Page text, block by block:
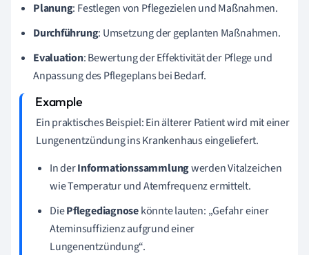
Planung: Festlegen von Pflegezielen und Maßnahmen.
Durchführung: Umsetzung der geplanten Maßnahmen.
Evaluation: Bewertung der Effektivität der Pflege und
Anpassung des Pflegeplans bei Bedarf.
Ein praktisches Beispiel: Ein älterer Patient wird mit einer
Lungenentzündung ins Krankenhaus eingeliefert.
In derInformationssammlungwerden Vitalzeichen
wie Temperatur und Atemfrequenz ermittelt.
DiePflegediagnosekönnte lauten: „Gefahr einer
Ateminsuffizienz aufgrund einer
Lungenentzündung“.